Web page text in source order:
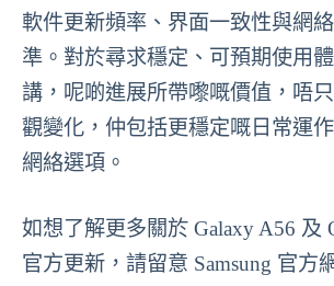
軟件更新頻率、界面一致性與網
準。對於尋求穩定、可預期使用
講，呢啲進展所帶嚟嘅價值，唔
觀變化，仲包括更穩定嘅日常運
網絡選項。
如想了解更多關於 Galaxy A56 及
官方更新，請留意 Samsung 官方